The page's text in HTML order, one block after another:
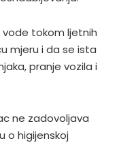
tokom ljetnih
mjeru i da se ista
pranje vozila i
ne zadovoljava
o higijenskoj